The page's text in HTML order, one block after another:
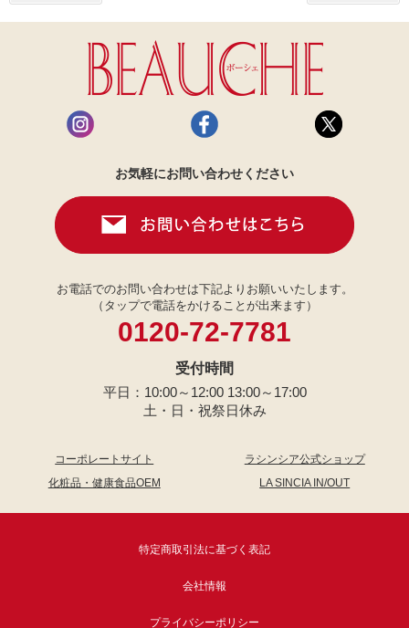
お気軽にお問い合わせください
お電話でのお問い合わせは下記よりお願いいたします。
（タップで電話をかけることが出来ます）
0120-72-7781
受付時間
平日：10:00～12:00 13:00～17:00
土・日・祝祭日休み
コーポレートサイト
ラシンシア公式ショップ
化粧品・健康食品OEM
LA SINCIA IN/OUT
特定商取引法に基づく表記
会社情報
プライバシーポリシー